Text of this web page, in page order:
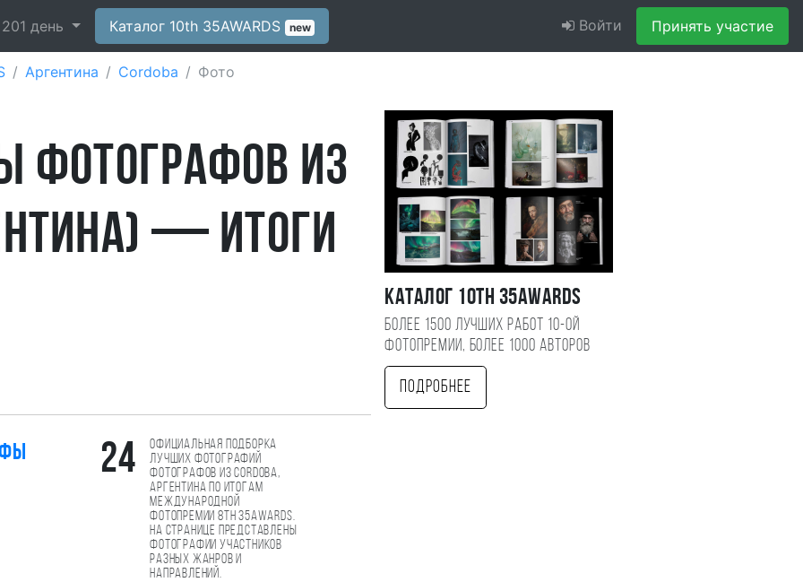
201 день Каталог 10th 35AWARDS new Войти Принять участие
Аргентина Cordoba Фото
фотографов из
— итоги
24
Официальная подборка
лучших фотографий
фотографов из Cordoba,
Аргентина по итогам
международной
фотопремии 8th 35AWARDS.
На странице представлены
фотографии участников
разных жанров и
направлений.
Каталог 10TH 35AWARDS
Более 1500 лучших работ 10-ой
фотопремии, более 1000 авторов
Подробнее